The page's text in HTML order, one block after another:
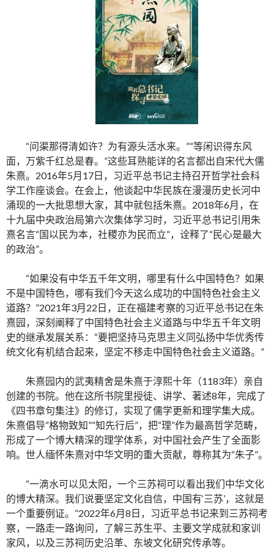
“问渠那得清如许？为有源头活水来。”“等闲识得东风
面，万紫千红总是春。”这些耳熟能详的名言都出自宋代大儒
朱熹。2016年5月17日，习近平总书记主持召开哲学社会科
学工作座谈会。在会上，他谈起中华民族在漫漫历史长河中
涌现的一大批思想大家，其中就包括朱熹。2018年6月，在
十九届中央政治局第六次集体学习时，习近平总书记引用朱
熹名言“国以民为本，社稷亦为民而立”，诠释了“民心是最大
的政治”。
“如果没有中华五千年文明，哪里有什么中国特色？如果
不是中国特色，哪有我们今天这么成功的中国特色社会主义
道路？”2021年3月22日，正在福建考察的习近平总书记在朱
熹园，深刻阐释了中国特色社会主义道路与中华五千年文明
史的继承发展关系：“要把坚持马克思主义同弘扬中华优秀传
统文化有机结合起来，坚定不移走中国特色社会主义道路。”
朱熹园内的武夷精舍是朱熹于淳熙十年（1183年）亲自
创建的书院。他在这所书院里授徒、讲学、著述8年，完成了
《四书章句集注》的修订，实现了儒学更新和理学集大成。
朱熹倡导“格物致知”“知先行后”，把“理”作为最高哲学范畴，
形成了一个博大精深的理学体系，对中国社会产生了全面影
响。世人缅怀朱熹对中华文明的重大贡献，尊称其为“朱子”。
“一滴水可以见太阳，一个三苏祠可以看出我们中华文化
的博大精深。我们说要坚定文化自信，中国有‘三苏’，这就是
一个重要例证。”2022年6月8日，习近平总书记来到三苏祠考
察，一路走一路询问，了解三苏生平、主要文学成就和家训
家风，以及三苏祠历史沿革、东坡文化研究传承等。